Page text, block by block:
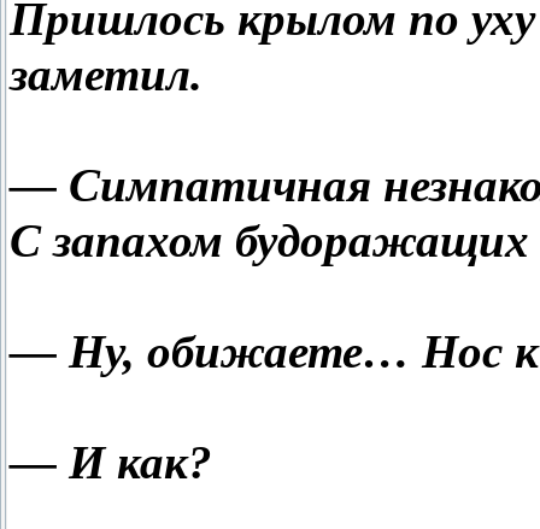
Пришлось крылом по
заметил.
— Симпатичная
С запахом будоражащих
— Ну, обижаете… Нос к
— И как?